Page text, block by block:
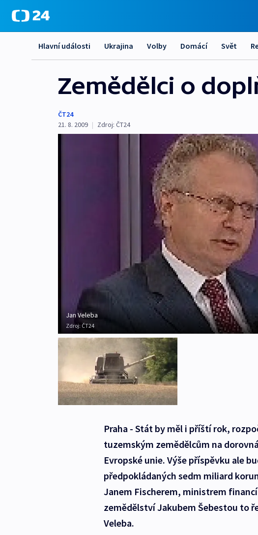
Hlavní události Ukrajina Volby Domácí Svět
Zemědělci o
ČT24
21. 8. 2009 | Zdroj: ČT24
Jan Veleba
Zdroj: ČT24
Praha - Stát by měl i příští rok,
tuzemským zemědělcům na
Evropské unie. Výše příspěvku ale
předpokládaných sedm miliard
Janem Fischerem, ministrem
zemědělství Jakubem Šebestou to
Veleba.